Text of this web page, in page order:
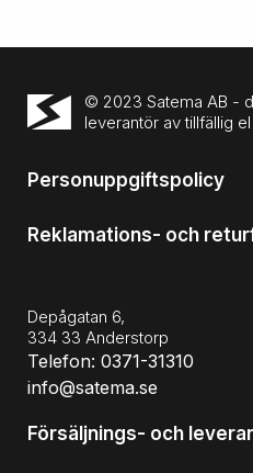
© 2023 Satema AB -
leverantör av tillfällig el
Personuppgiftspolicy
Reklamations- och
Depågatan 6,
334 33 Anderstorp
Telefon: 0371-31310
info@satema.se
Försäljnings- och